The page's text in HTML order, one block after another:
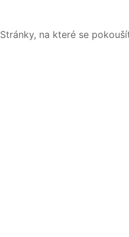
Stránky, na které se